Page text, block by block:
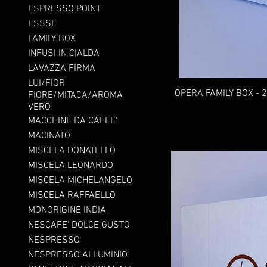
ESPRESSO POINT
ESSSE
FAMILY BOX
INFUSI IN CIALDA
LAVAZZA FIRMA
LUI/FIOR
FIORE/MITACA/AROMA
VERO
MACCHINE DA CAFFE'
MACINATO
MISCELA DONATELLO
MISCELA LEONARDO
MISCELA MICHELANGELO
MISCELA RAFFAELLO
MONORIGINE INDIA
NESCAFE' DOLCE GUSTO
NESPRESSO
NESPRESSO ALLUMINIO
OPERA FAMILY BOX -